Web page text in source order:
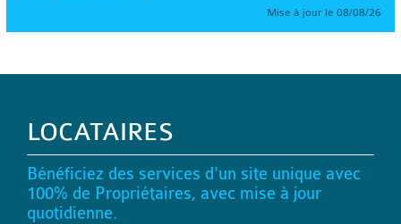
Mise à jour le 08/08/26
LOCATAIRES
Bénéficiez des services d'un site unique avec
100% de Propriétaires, avec mise à jour
quotidienne.